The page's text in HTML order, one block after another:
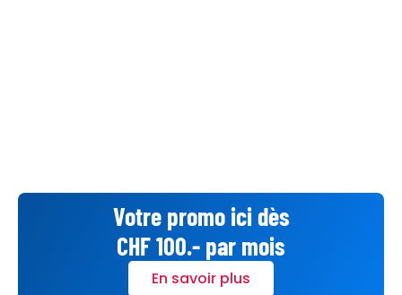
Votre promo ici dès
CHF 100.- par mois
En savoir plus